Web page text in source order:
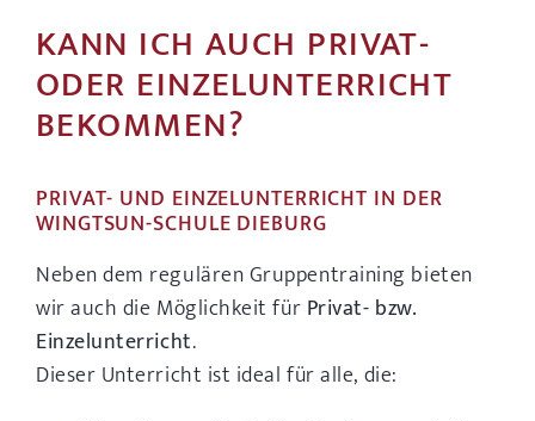
KLASSEN
HOME
KANN ICH AUCH PRIVAT-
ODER EINZELUNTERRICHT
BEKOMMEN?
PRIVAT- UND EINZELUNTERRICHT IN DER
WINGTSUN-SCHULE DIEBURG
Neben dem regulären Gruppentraining bieten
wir auch die Möglichkeit für Privat- bzw.
Einzelunterricht.
Dieser Unterricht ist ideal für alle, die: